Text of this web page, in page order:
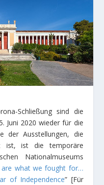
Schließung sind die
Juni 2020 wieder für die
der Ausstellungen, die
ist, ist die temporäre
Nationalmuseums
are what we fought for…
of Independence” [Für